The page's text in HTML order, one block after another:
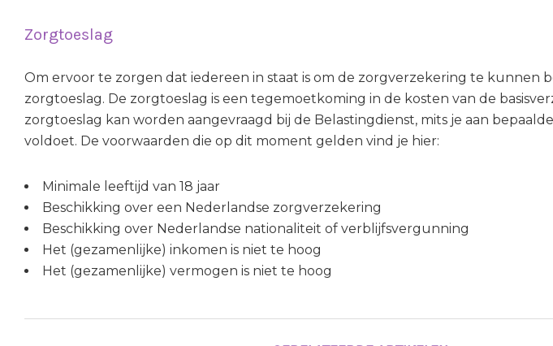
Zorgtoeslag
Om ervoor te zorgen dat iedereen in staat is om de zorgverzekering te kunnen
zorgtoeslag. De zorgtoeslag is een tegemoetkoming in de kosten van de
zorgtoeslag kan worden aangevraagd bij de Belastingdienst, mits je aan
voldoet. De voorwaarden die op dit moment gelden vind je hier:
Minimale leeftijd van 18 jaar
Beschikking over een Nederlandse zorgverzekering
Beschikking over Nederlandse nationaliteit of verblijfsvergunning
Het (gezamenlijke) inkomen is niet te hoog
Het (gezamenlijke) vermogen is niet te hoog